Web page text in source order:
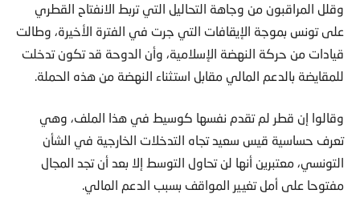
وقلل المراقبون من وجاهة التحاليل التي تربط الانفتاح القطري
على تونس بموجة الإيقافات التي جرت في الفترة الأخيرة، وطالت
قيادات من حركة النهضة الإسلامية، وأن الدوحة قد تكون تدخلت
للمقايضة بالدعم المالي مقابل استثناء النهضة من هذه الحملة.
وقالوا إن قطر لم تقدم نفسها كوسيط في هذا الملف، وهي
تعرف حساسية قيس سعيد تجاه التدخلات الخارجية في الشأن
التونسي، معتبرين أنها لن تحاول التوسط إلا بعد أن تجد المجال
مفتوحا على أمل تغيير المواقف بسبب الدعم المالي.